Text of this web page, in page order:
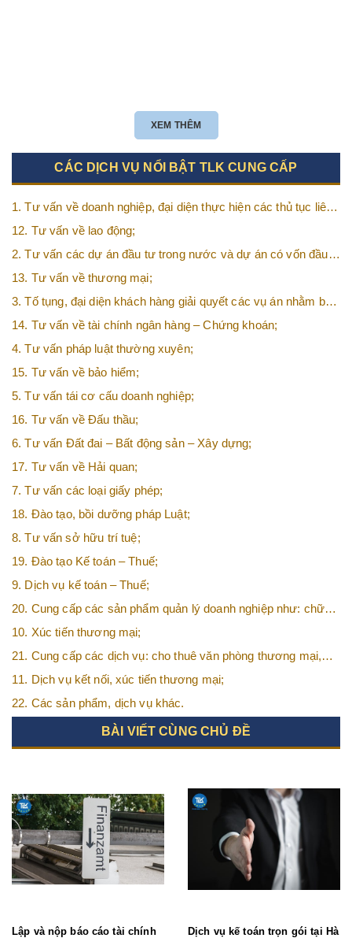
XEM THÊM
CÁC DỊCH VỤ NỔI BẬT TLK CUNG CẤP
1. Tư vấn về doanh nghiệp, đại diện thực hiện các thủ tục liên
quan tới doanh nghiệp;
12. Tư vấn về lao động;
2. Tư vấn các dự án đầu tư trong nước và dự án có vốn đầu
tư nước ngoài (FDI);
13. Tư vấn về thương mại;
3. Tố tụng, đại diện khách hàng giải quyết các vụ án nhằm bảo
vệ tối đa các quyền và lợi ích của khách hàng;
14. Tư vấn về tài chính ngân hàng – Chứng khoán;
4. Tư vấn pháp luật thường xuyên;
15. Tư vấn về bảo hiểm;
5. Tư vấn tái cơ cấu doanh nghiệp;
16. Tư vấn về Đấu thầu;
6. Tư vấn Đất đai – Bất động sản – Xây dựng;
17. Tư vấn về Hải quan;
7. Tư vấn các loại giấy phép;
18. Đào tạo, bồi dưỡng pháp Luật;
8. Tư vấn sở hữu trí tuệ;
19. Đào tạo Kế toán – Thuế;
9. Dịch vụ kế toán – Thuế;
20. Cung cấp các sản phẩm quản lý doanh nghiệp như: chữ
ký số, hóa đơn điện tử, BHXH,…vv
10. Xúc tiến thương mại;
21. Cung cấp các dịch vụ: cho thuê văn phòng thương mại,
văn phòng ảo, văn phòng chia sẻ…vv
11. Dịch vụ kết nối, xúc tiến thương mại;
22. Các sản phẩm, dịch vụ khác.
BÀI VIẾT CÙNG CHỦ ĐỀ
Lập và nộp báo cáo tài chính
Dịch vụ kế toán trọn gói tại Hà